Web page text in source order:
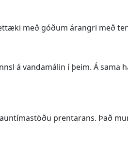
með góðum árangri með
á vandamálin í þeim. Á
prentarans. Það